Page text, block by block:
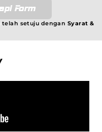
Form
setuju dengan Syarat &